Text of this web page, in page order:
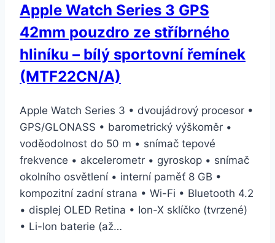
Apple Watch Series 3 GPS
42mm pouzdro ze stříbrného
hliníku – bílý sportovní řemínek
(MTF22CN/A)
Apple Watch Series 3 • dvoujádrový procesor •
GPS/GLONASS • barometrický výškoměr •
voděodolnost do 50 m • snímač tepové
frekvence • akcelerometr • gyroskop • snímač
okolního osvětlení • interní paměť 8 GB •
kompozitní zadní strana • Wi-Fi • Bluetooth 4.2
• displej OLED Retina • Ion-X sklíčko (tvrzené)
• Li-Ion baterie (až…